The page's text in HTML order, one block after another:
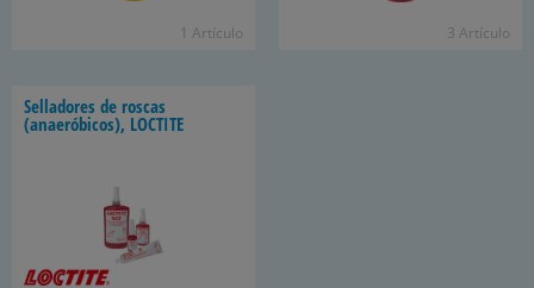
1 Artículo 3 Artículo
Selladores de roscas
(anaeróbicos), LOCTITE